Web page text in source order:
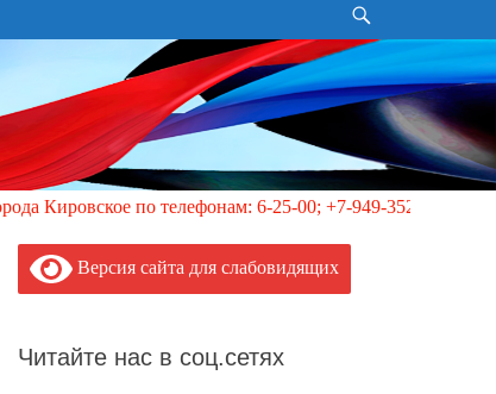
по телефонам: 6-25-00; +7-949-352-87-40, 113
Версия сайта для слабовидящих
Читайте нас в соц.сетях